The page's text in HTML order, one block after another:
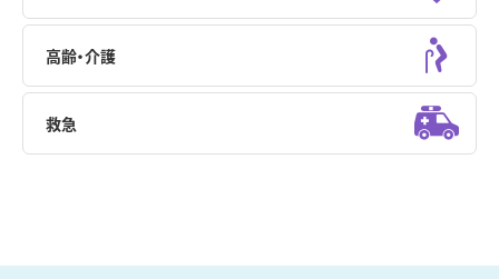
高齢・介護
救急